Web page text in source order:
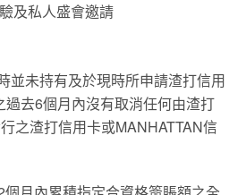
及私人盛會邀請
並未持有及於現時所申請渣打信用
去6個月內沒有取消任何由渣打
之渣打信用卡或MANHATTAN信